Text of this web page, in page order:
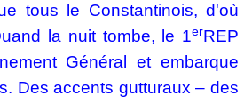
tous le Constantinois, d'où
la nuit tombe, le 1erREP
Général et embarque
Des accents gutturaux – des